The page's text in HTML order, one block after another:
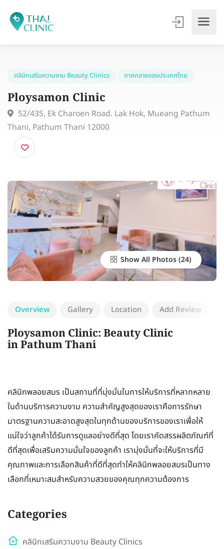
คลินิกเสริมความงาม Beauty Clinics
Ploysamon Clinic
52/435, Ek Charoen Road. Lak Hok, Mueang
Thani, Pathum Thani 12000
Show All Photos
Overview Gallery Location Add Review
Ploysamon Clinic: Beauty Clinic
in Pathum Thani
คลินิกพลอยสมร เป็นสถานที่ที่มุ่งมั่นในการให้บริการที่หลากหลาย
ในด้านบริการความงาม ความสำคัญสูงสุดของเราคือการรักษา
มาตรฐานความสะอาดสูงสุดในทุกด้านของบริการของเราเพื่อให้
แน่ใจว่าลูกค้าได้รับการดูแลอย่างดีที่สุด โดยเราคัดสรรผลิตภัณฑ์ที่
ดีที่สุดเพื่อเสริมความมั่นใจของลูกค้า เรามุ่งมั่นที่จะให้บริการที่มี
คุณภาพและการเลือกสินค้าที่ดีที่สุดทำให้คลินิกพลอยสมรเป็นทาง
เลือกที่เหมาะสมสำหรับความสวยของคุณทุกความต้องการ
Categories
คลินิกเสริมความงาม Beauty Clinics